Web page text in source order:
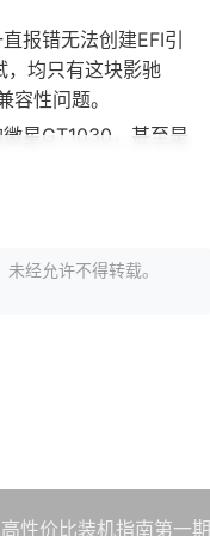
报错无法创建EFI引
，均只有这块影驰
性问题。
星GT1030，甚至是
着看，能用就行。由
值双烤180W左右，
，PVE设置CPU为
经允许不得转载。
高性价比装机指南第一期